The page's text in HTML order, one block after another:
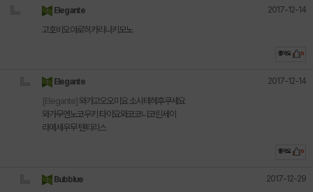
Elegante 2017-12-14
고호비오야로히카리나키모노
좋아요 0
Elegante 2017-12-14
[Elegante] 와가고오오미요 소시테헤후쿠세요
와가무엔노코우키 타이요와코코니코린세이
라메세우무 텐티리스
좋아요 0
Bubblue 2017-12-29